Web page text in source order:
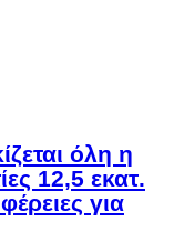
όλη η
12,5 εκατ.
για